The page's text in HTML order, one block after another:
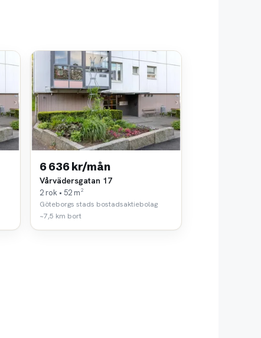
6 636 kr/mån
Vårvädersgatan 17
2 rok • 52 m²
Göteborgs stads bostadsaktiebolag
~7,5 km bort